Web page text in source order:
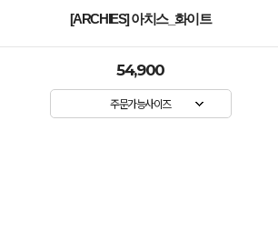
[ARCHIES] 아치스_브라운
54,900
주문가능사이즈